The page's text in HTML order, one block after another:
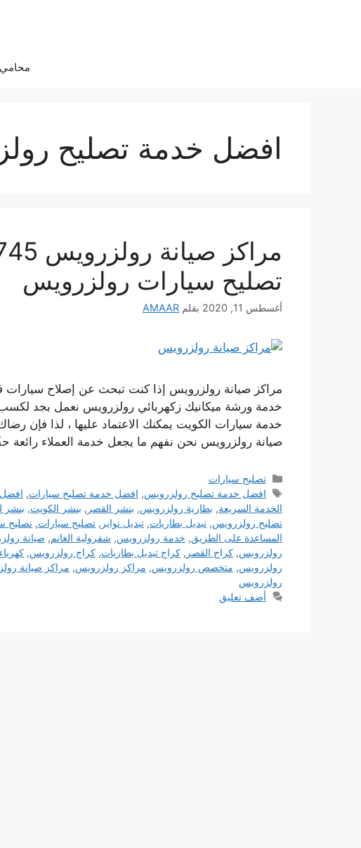
افضل خدمة تصليح
تصليح سيارات رولزرويس
أغسطس 11, 2020 بقلم AMAAR
مراكز صيانة رولزرويس إذا كنت تبحث عن إصلاح سيارات
خدمة ورشة ميكانيك زكهربائي رولزرويس نعمل بجد
خدمة سيارات الكويت يمكنك الاعتماد عليها ، لذا فإن
صيانة رولزرويس نحن نفهم ما يجعل خدمة العملاء رائعة
التصنيفات
تصليح سيارات
الوسوم
افضل خدمة تصليح رولزرويس, افضل خدمة تصليح سيارات,
الخدمة السريعة, بطارية رولزرويس, بنشر القصر , بنشر الكويت, بنشر
تصليح رولزرويس, تبديل بطاريات, تبديل تواير , تصليح سيارات, تصليح
المساعدة على الطريق, خدمة رولزرويس, شفرولية الغانم, صيانة
رولزرويس, كراج القصر , كراج تبديل بطاريات, كراج رولزرويس,
رولزرويس, متخصص رولزرويس, مراكز رولزرويس, مراكز صيانة
رولزرويس
أضف تعليق